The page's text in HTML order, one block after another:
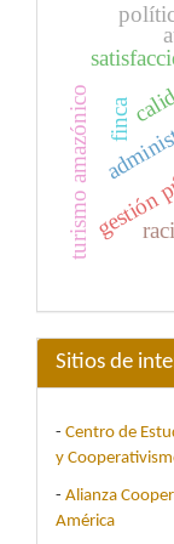
turismo amazónico finca
Sitios de
- Centro de
y
- Alianza
América